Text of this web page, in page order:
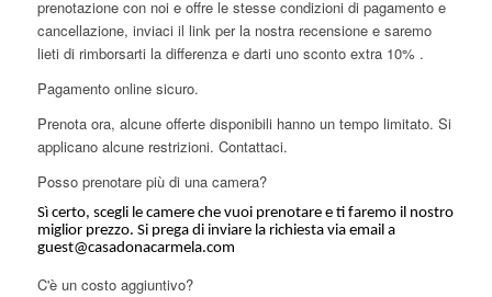
prenotazione con noi e offre le stesse condizioni di pagamento e
cancellazione, inviaci il link per la nostra recensione e saremo
lieti di rimborsarti la differenza e darti uno sconto extra 10% .
Pagamento online sicuro.
Prenota ora, alcune offerte disponibili hanno un tempo limitato. Si
applicano alcune restrizioni. Contattaci.
Posso prenotare più di una camera?
Sì certo, scegli le camere che vuoi prenotare e ti faremo il nostro
miglior prezzo. Si prega di inviare la richiesta via email a
guest@casadonacarmela.com
C'è un costo aggiuntivo?